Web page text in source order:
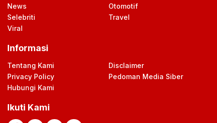
News
Otomotif
Selebriti
Travel
Viral
Informasi
Tentang Kami
Disclaimer
Privacy Policy
Pedoman Media Siber
Hubungi Kami
Ikuti Kami